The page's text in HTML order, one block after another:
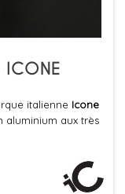
ICONE
italienne Icone
aluminium aux très